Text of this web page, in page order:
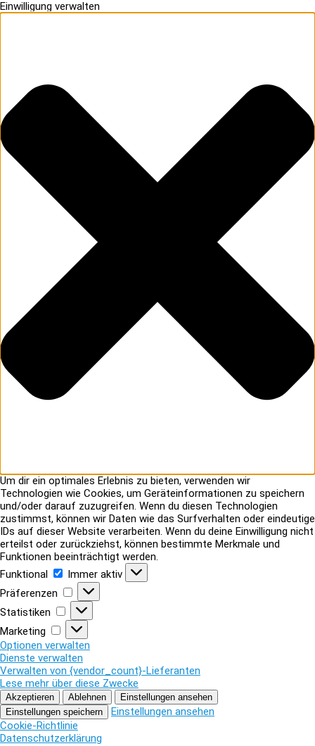
Einwilligung verwalten
Um dir ein optimales Erlebnis zu bieten, verwenden wir
Technologien wie Cookies, um Geräteinformationen zu speichern
und/oder darauf zuzugreifen. Wenn du diesen Technologien
zustimmst, können wir Daten wie das Surfverhalten oder eindeutige
IDs auf dieser Website verarbeiten. Wenn du deine Einwilligung nicht
erteilst oder zurückziehst, können bestimmte Merkmale und
Funktionen beeinträchtigt werden.
Funktional
Funktional
Immer aktiv
Präferenzen
Präferenzen
Statistiken
Statistiken
Marketing
Marketing
Optionen verwalten
Dienste verwalten
Verwalten von {vendor_count}-Lieferanten
Lese mehr über diese Zwecke
Akzeptieren Ablehnen
Einstellungen ansehen
Einstellungen speichern
Einstellungen ansehen
Cookie-Richtlinie
Datenschutzerklärung